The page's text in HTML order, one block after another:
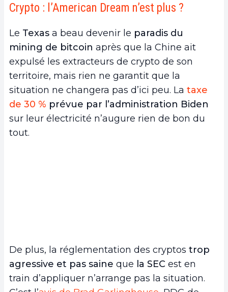
Crypto : l’American Dream n’est plus ?
Le Texas a beau devenir le paradis du
mining de bitcoin après que la Chine ait
expulsé les extracteurs de crypto de son
territoire, mais rien ne garantit que la
situation ne changera pas d’ici peu. La taxe
de 30 % prévue par l’administration Biden
sur leur électricité n’augure rien de bon du
tout.
De plus, la réglementation des cryptos trop
agressive et pas saine que la SEC est en
train d’appliquer n’arrange pas la situation.